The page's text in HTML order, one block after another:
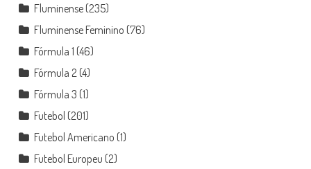
Fluminense(235)
Fluminense Feminino (76)
Fórmula 1 (46)
Fórmula 2 (4)
Fórmula 3 (1)
Futebol (201)
Futebol Americano (1)
Futebol Europeu (2)